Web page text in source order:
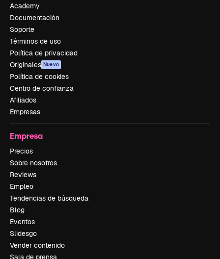
Academy
Documentación
Soporte
Términos de uso
Política de privacidad
Originales Nuevo
Política de cookies
Centro de confianza
Afiliados
Empresas
Empresa
Precios
Sobre nosotros
Reviews
Empleo
Tendencias de búsqueda
Blog
Eventos
Slidesgo
Vender contenido
Sala de prensa